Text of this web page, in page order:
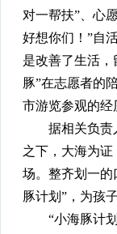
对一帮扶”、心
好想你们！”自
是改善了生活
豚”在志愿者的
市游览参观的
据相关负责人
之下，大海为
场。整齐划一的
豚计划”，为孩
“小海豚计划”